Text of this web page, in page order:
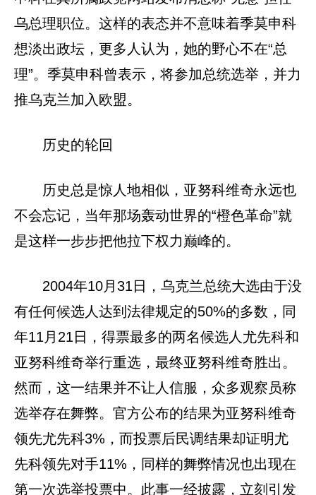
乌总理职位。这样的表态并不意味着季莫申科
想淡出政坛，更多人认为，她的野心不在“总
理”。季莫申科曾表示，将参加总统选举，并力
推乌克兰加入欧盟。
历史的轮回
历史总是惊人地相似，亚努科维奇永远也
不会忘记，当年那场轰动世界的“橙色革命”就
是这样一步步把他拉下权力巅峰的。
2004年10月31日，乌克兰总统大选由于没
有任何候选人达到法律规定的50%的多数，同
年11月21日，得票最多的两名候选人尤先科和
亚努科维奇举行重选，最终亚努科维奇胜出。
然而，这一结果并不让人信服，众多观察员称
选举存在舞弊。官方公布的结果为亚努科维奇
领先尤先科3%，而投票后民调结果却证明尤
先科领先对手11%，同样的舞弊情况也出现在
第一次选举投票中。此事一经披露，立刻引发